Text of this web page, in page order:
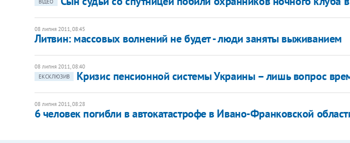
08 липня 2011, 08:45
Литвин: массовых волнений не будет - люди заняты выживанием
08 липня 2011, 08:40
ЕКСКЛЮЗИВ
Кризис пенсионной системы Украины – лишь вопрос
08 липня 2011, 08:28
6 человек погибли в автокатастрофе в Ивано-Франковской